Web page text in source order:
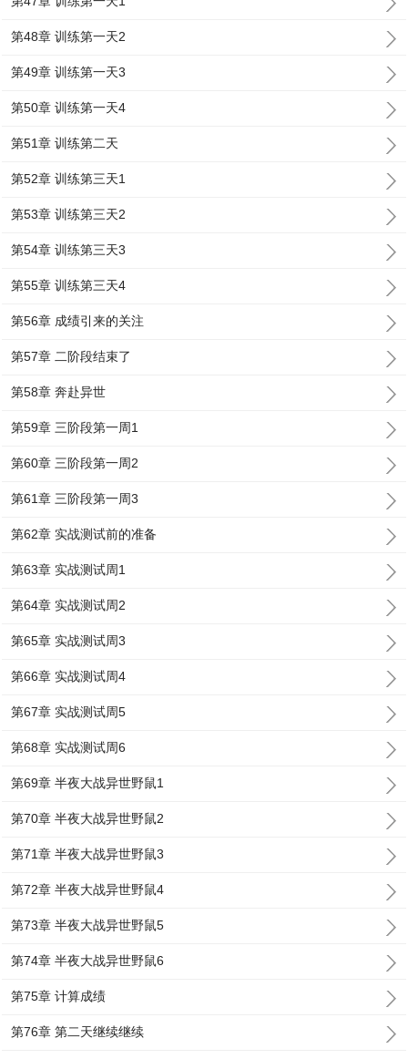
第48章 训练第一天2
第49章 训练第一天3
第50章 训练第一天4
第51章 训练第二天
第52章 训练第三天1
第53章 训练第三天2
第54章 训练第三天3
第55章 训练第三天4
第56章 成绩引来的关注
第57章 二阶段结束了
第58章 奔赴异世
第59章 三阶段第一周1
第60章 三阶段第一周2
第61章 三阶段第一周3
第62章 实战测试前的准备
第63章 实战测试周1
第64章 实战测试周2
第65章 实战测试周3
第66章 实战测试周4
第67章 实战测试周5
第68章 实战测试周6
第69章 半夜大战异世野鼠1
第70章 半夜大战异世野鼠2
第71章 半夜大战异世野鼠3
第72章 半夜大战异世野鼠4
第73章 半夜大战异世野鼠5
第74章 半夜大战异世野鼠6
第75章 计算成绩
第76章 第二天继续继续